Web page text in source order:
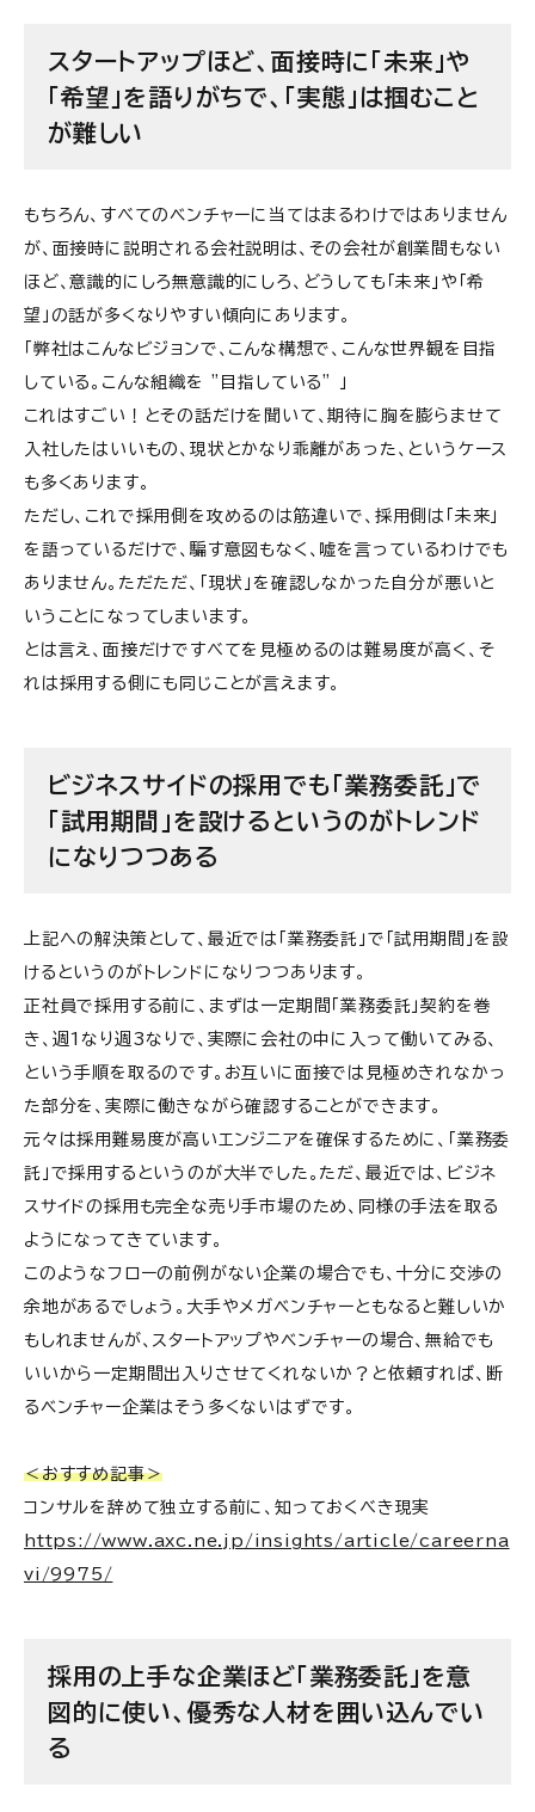
スタートアップほど、面接時に「未来」や
「希望」を語りがちで、「実態」は掴むこと
が難しい
もちろん、すべてのベンチャーに当てはまるわけではありません
が、面接時に説明される会社説明は、その会社が創業間もない
ほど、意識的にしろ無意識的にしろ、どうしても「未来」や「希
望」の話が多くなりやすい傾向にあります。
「弊社はこんなビジョンで、こんな構想で、こんな世界観を目指
している。こんな組織を ”目指している” 」
これはすごい！とその話だけを聞いて、期待に胸を膨らませて
入社したはいいもの、現状とかなり乖離があった、というケース
も多くあります。
ただし、これで採用側を攻めるのは筋違いで、採用側は「未来」
を語っているだけで、騙す意図もなく、嘘を言っているわけでも
ありません。ただただ、「現状」を確認しなかった自分が悪いと
いうことになってしまいます。
とは言え、面接だけですべてを見極めるのは難易度が高く、そ
れは採用する側にも同じことが言えます。
ビジネスサイドの採用でも「業務委託」で
「試用期間」を設けるというのがトレンド
になりつつある
上記への解決策として、最近では「業務委託」で「試用期間」を設
けるというのがトレンドになりつつあります。
正社員で採用する前に、まずは一定期間「業務委託」契約を巻
き、週1なり週3なりで、実際に会社の中に入って働いてみる、
という手順を取るのです。お互いに面接では見極めきれなかっ
た部分を、実際に働きながら確認することができます。
元々は採用難易度が高いエンジニアを確保するために、「業務委
託」で採用するというのが大半でした。ただ、最近では、ビジネ
スサイドの採用も完全な売り手市場のため、同様の手法を取る
ようになってきています。
このようなフローの前例がない企業の場合でも、十分に交渉の
余地があるでしょう。大手やメガベンチャーともなると難しいか
もしれませんが、スタートアップやベンチャーの場合、無給でも
いいから一定期間出入りさせてくれないか？と依頼すれば、断
るベンチャー企業はそう多くないはずです。
＜おすすめ記事＞
コンサルを辞めて独立する前に、知っておくべき現実
https://www.axc.ne.jp/insights/article/careerna
vi/9975/
採用の上手な企業ほど「業務委託」を意
図的に使い、優秀な人材を囲い込んでい
る